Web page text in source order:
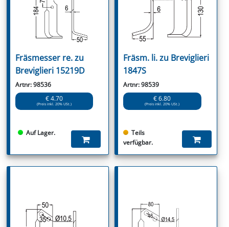
Fräsmesser re. zu
Breviglieri 15219D
Artnr: 98536
€ 4.70
(Preis inkl. 20% USt.)
Auf Lager.
Fräsm. li. zu Breviglieri
1847S
Artnr: 98539
€ 6.80
(Preis inkl. 20% USt.)
Teils
verfügbar.